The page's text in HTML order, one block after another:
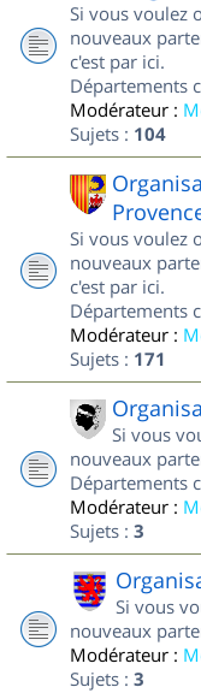
Si vous voulez
nouveaux
c'est par ici.
Départements
Modérateur :
Sujets : 104
Si vous voulez
nouveaux
c'est par ici.
Départements
Modérateur :
Sujets : 171
Si vous
nouveaux
Départements
Modérateur :
Sujets : 3
Si vous
nouveaux
Modérateur :
Sujets : 3